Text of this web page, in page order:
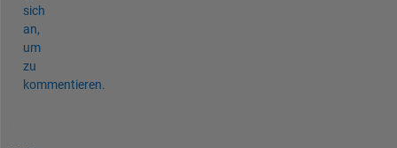
sich
an,
um
zu
kommentieren.